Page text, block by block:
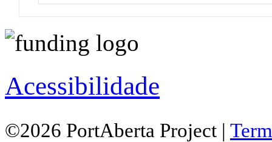
Acessibilidade
©2026 PortAberta Project |